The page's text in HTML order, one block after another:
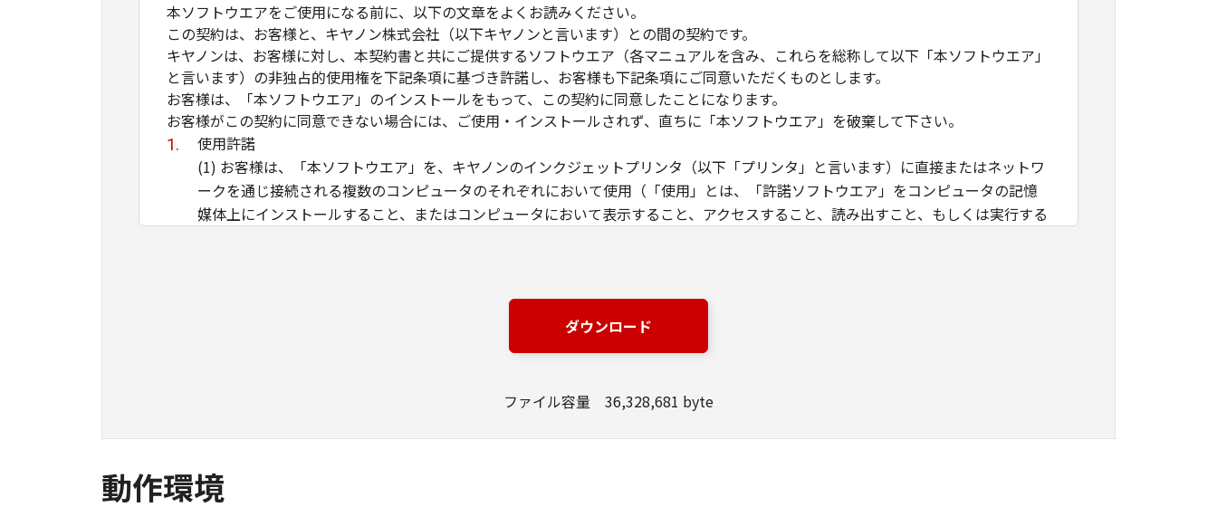
本ソフトウエアをご使用になる前に、以下の文章をよくお読みください。
この契約は、お客様と、キヤノン株式会社（以下キヤノンと言います）との間の契約です。
キヤノンは、お客様に対し、本契約書と共にご提供するソフトウエア（各マニュアルを含み、これらを総称して以下「本ソフトウエア」
と言います）の非独占的使用権を下記条項に基づき許諾し、お客様も下記条項にご同意いただくものとします。
お客様は、「本ソフトウエア」のインストールをもって、この契約に同意したことになります。
お客様がこの契約に同意できない場合には、ご使用・インストールされず、直ちに「本ソフトウエア」を破棄して下さい。
使用許諾
(1) お客様は、「本ソフトウエア」を、キヤノンのインクジェットプリンタ（以下「プリンタ」と言います）に直接またはネットワ
ークを通じ接続される複数のコンピュータのそれぞれにおいて使用（「使用」とは、「許諾ソフトウエア」をコンピュータの記憶
媒体上にインストールすること、またはコンピュータにおいて表示すること、アクセスすること、読み出すこと、もしくは実行する
ものとします。 (2) お客様は、再使用許諾、譲渡、頒布、貸与その他の方法により、第三者に「本ソフトウエア」を使用もしくは利
(3) お客様は、「本ソフトウエア」の全部または一部を修正、改変、リバース・エンジニアリング、逆コンパイルまたは逆アセンブ
(4) 本契約に明示的に定める場合を除き、キヤノンは「本ソフトウエア」に関する知的財産権のいかなる権利もお客様に付与するも
「本ソフトウエア」及びその複製物に係る権限及び所有権は、その内容によりキヤノンまたはキヤノンのライセンサーに帰属しま
ダウンロード
ファイル容量 36,328,681 byte
動作環境